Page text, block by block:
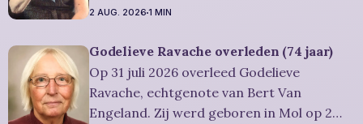
is overleden in Lommel op 1 augustus
werd 84 jaar. Rouwbericht Severens: De
uitvaartdienst zal in besloten kring
plaatshebben. U kan Miet
2 AUG. 2026 1 MIN
Godelieve Ravache overleden (74 jaar)
Op 31 juli 2026 overleed Godelieve
Ravache, echtgenote van Bert Van
Engeland. Zij werd geboren in Mol op 2